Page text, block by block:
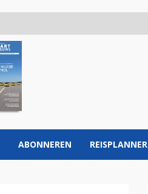
ABONNEREN REISPLANNER